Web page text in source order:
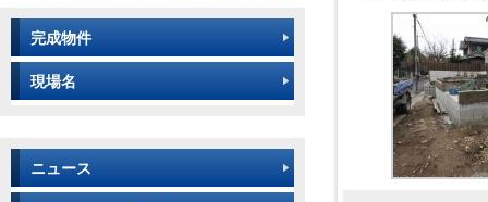
完成物件
現場名
ニュース